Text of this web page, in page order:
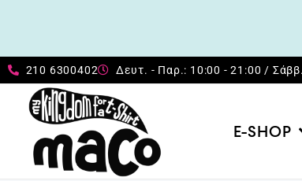
210 6300402 Δευτ. - Παρ.: 10:00 - 21:00 /
E-SHOP